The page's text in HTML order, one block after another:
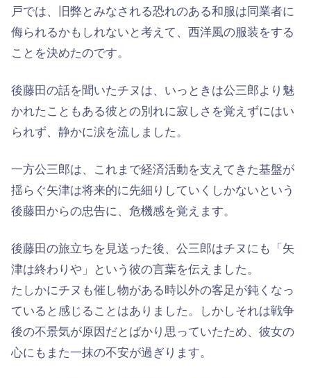
戸では、旧弊とみなされる恐れのある和服は同業者に
侮られるかもしれないと考えて、西洋風の服装をする
ことを決めたのです。
後藤田の話を聞いたチヌは、いっときは公三郎より魅
かれたこともある彼との別れに寂しさを覚えずにはい
られず、静かに涙を流しました。
一方公三郎は、これまで経済活動を支えてきた基盤が
揺らぐ矢津は将来的に先細りしていくしかないという
後藤田からの忠告に、危機感を覚えます。
後藤田の旅立ちを見送った後、公三郎はチヌにも「矢
津は終わりや」という彼の言葉を伝えました。
たしかにチヌも催し物がある時以外の客足が鈍くなっ
ていると感じることはありました。しかしそれは戦争
後の不景気が原因だとばかり思っていたため、彼女の
心にもまた一抹の不安が過ぎります。